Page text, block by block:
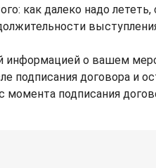
как далеко надо
информацией о вашем
подписания договора и
момента подписания